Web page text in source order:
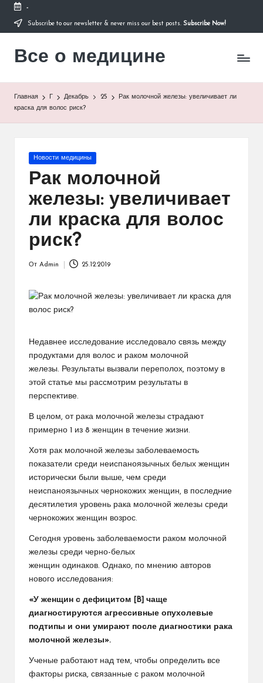
Перейти
содержимому
-
Subscribe to our newsletter & never miss our best posts. Subscribe Now!
Все о медицине
Лечитесь
Главная Г Декабрь 25
Рак молочной железы: увеличивает ли
краска для волос риск?
Опубликовано
Новости медицины
Рак молочной
железы: увеличивает
ли краска для волос
риск?
От Admin 25.12.2019
Недавнее исследование исследовало связь между
продуктами для волос и раком молочной
железы. Результаты вызвали переполох, поэтому в
этой статье мы рассмотрим результаты в
перспективе.
В целом, от рака молочной железы страдают
примерно 1 из 8 женщин в течение жизни.
Хотя рак молочной железы заболеваемость
показатели среди неиспаноязычных белых женщин
исторически были выше, чем среди
неиспаноязычных чернокожих женщин, в последние
десятилетия уровень рака молочной железы среди
чернокожих женщин возрос.
Сегодня уровень заболеваемости раком молочной
железы среди черно-белых
женщин одинаков . Однако, по мнению авторов
нового исследования:
«У женщин с дефицитом [B] чаще
диагностируются агрессивные опухолевые
подтипы и они умирают после диагностики рака
молочной железы».
Ученые работают над тем, чтобы определить все
факторы риска, связанные с раком молочной